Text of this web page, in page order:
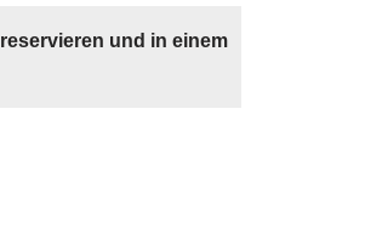
reservieren und in einem